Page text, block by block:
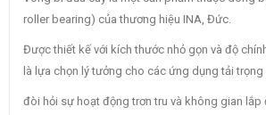
roller bearing) của thương hiệu INA, Đức.
Được thiết kế với kích thước nhỏ gọn và độ
là lựa chọn lý tưởng cho các ứng dụng tải trọng
đòi hỏi sự hoạt động trơn tru và không gian lắp